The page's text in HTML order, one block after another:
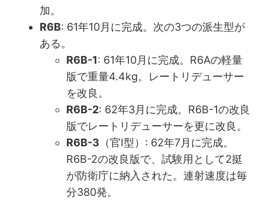
加。
R6B: 61年10月に完成。次の3つの派生型が
ある。
R6B-1: 61年10月に完成。R6Aの軽量
版で重量4.4kg。レートリデューサー
を改良。
R6B-2: 62年3月に完成。R6B-1の改良
版でレートリデューサーを更に改良。
R6B-3 （官I型）: 62年7月に完成。
R6B-2の改良版で、試験用として2挺
が防衛庁に納入された。連射速度は毎
分380発。